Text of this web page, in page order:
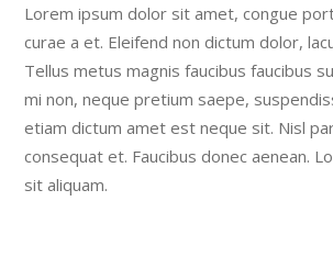
Lorem ipsum dolor sit amet, congue
curae a et. Eleifend non dictum dolor,
Tellus metus magnis faucibus faucibus
mi non, neque pretium saepe,
etiam dictum amet est neque sit. Nisl
consequat et. Faucibus donec aenean.
sit aliquam.